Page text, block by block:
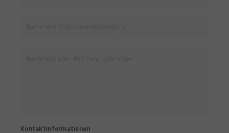
Kontaktinformationen